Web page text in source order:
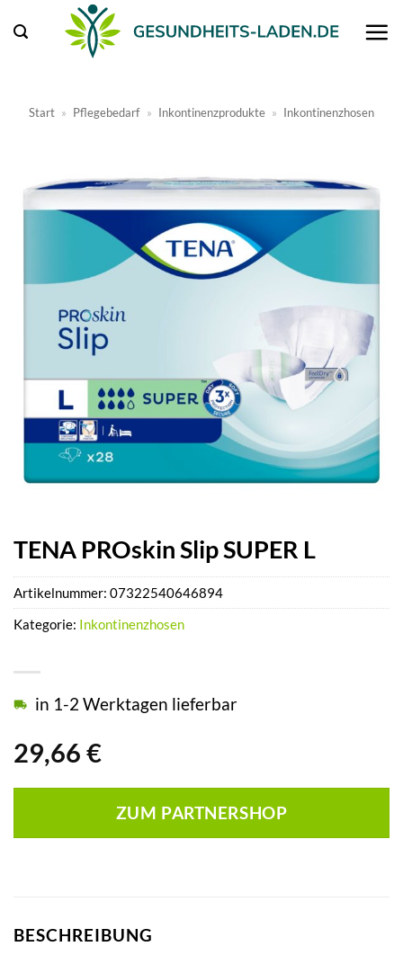
Inhalt
Start » Pflegebedarf » Inkontinenzprodukte » Inkontinenzhosen
TENA PROskin Slip SUPER L
29,66 €
in 1-2 Werktagen lieferbar
ZUM PARTNERSHOP
Artikelnummer: 07322540646894
Kategorie: Inkontinenzhosen
BESCHREIBUNG